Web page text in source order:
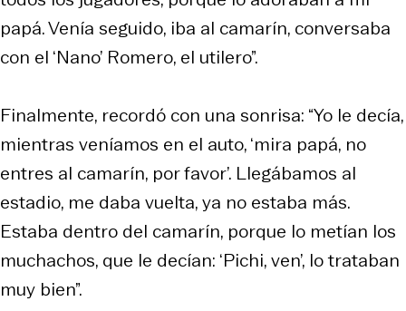
papá. Venía seguido, iba al camarín, conversaba
con el ‘Nano’ Romero, el utilero”.
Finalmente, recordó con una sonrisa: “Yo le decía,
mientras veníamos en el auto, ‘mira papá, no
entres al camarín, por favor’. Llegábamos al
estadio, me daba vuelta, ya no estaba más.
Estaba dentro del camarín, porque lo metían los
muchachos, que le decían: ‘Pichi, ven’, lo trataban
muy bien”.